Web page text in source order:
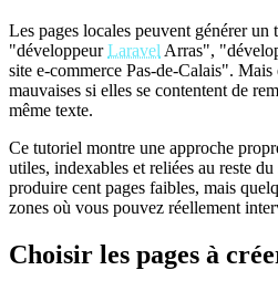
Les pages locales peuvent générer un
"développeurLaravelArras",
site e-commerce Pas-de-Calais".
mauvaises si elles se contentent de
même texte.
Ce tutoriel montre une approche
utiles, indexables et reliées au reste
produire cent pages faibles, mais
zones où vous pouvez réellement
Choisir les pages à